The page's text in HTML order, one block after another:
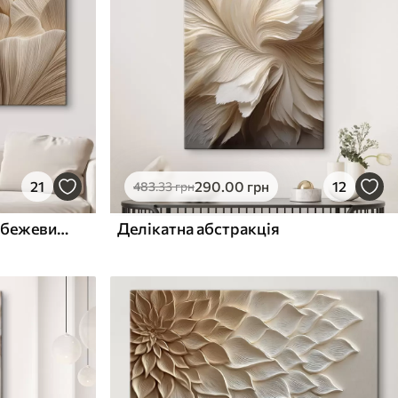
21
Рельєфні листя в теплих бежевих тонах
483.33грн290.00 грн 12
Делікатна абстракція